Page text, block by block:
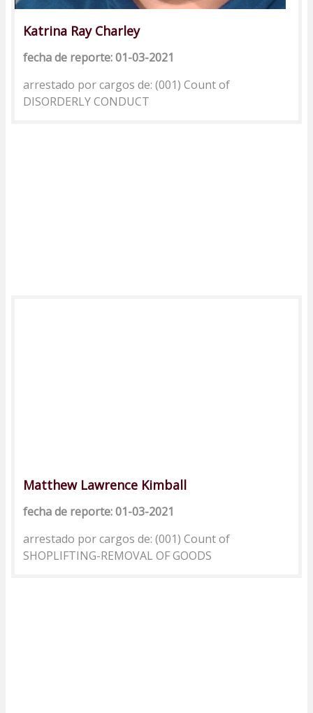
Katrina Ray Charley
fecha de reporte: 01-03-2021
arrestado por cargos de: (001) Count of
DISORDERLY CONDUCT
Matthew Lawrence Kimball
fecha de reporte: 01-03-2021
arrestado por cargos de: (001) Count of
SHOPLIFTING-REMOVAL OF GOODS